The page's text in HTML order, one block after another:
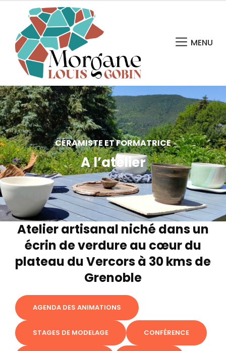
MENU
CÉRAMISTE ET FORMATRICE
A l’atelier
Atelier artisanal niché dans un
écrin de verdure au cœur du
plateau du Vercors à 30 kms de
Grenoble
AGENDA DES ANIMATIONS
STAGES DE MODELAGE CONFÉRENCE